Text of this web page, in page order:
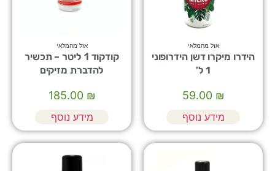
אזל מהמלאי
הידרו מיקרו דשן הידרופוני
1 ל'
₪
59.00
מידע נוסף
אזל מהמלאי
קודקוד 1 ליטר – תכשיר
להדברת מזיקים
₪
185.00
מידע נוסף